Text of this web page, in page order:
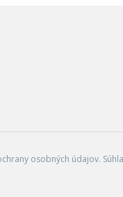
osobných údajov.